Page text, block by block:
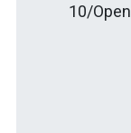
10/